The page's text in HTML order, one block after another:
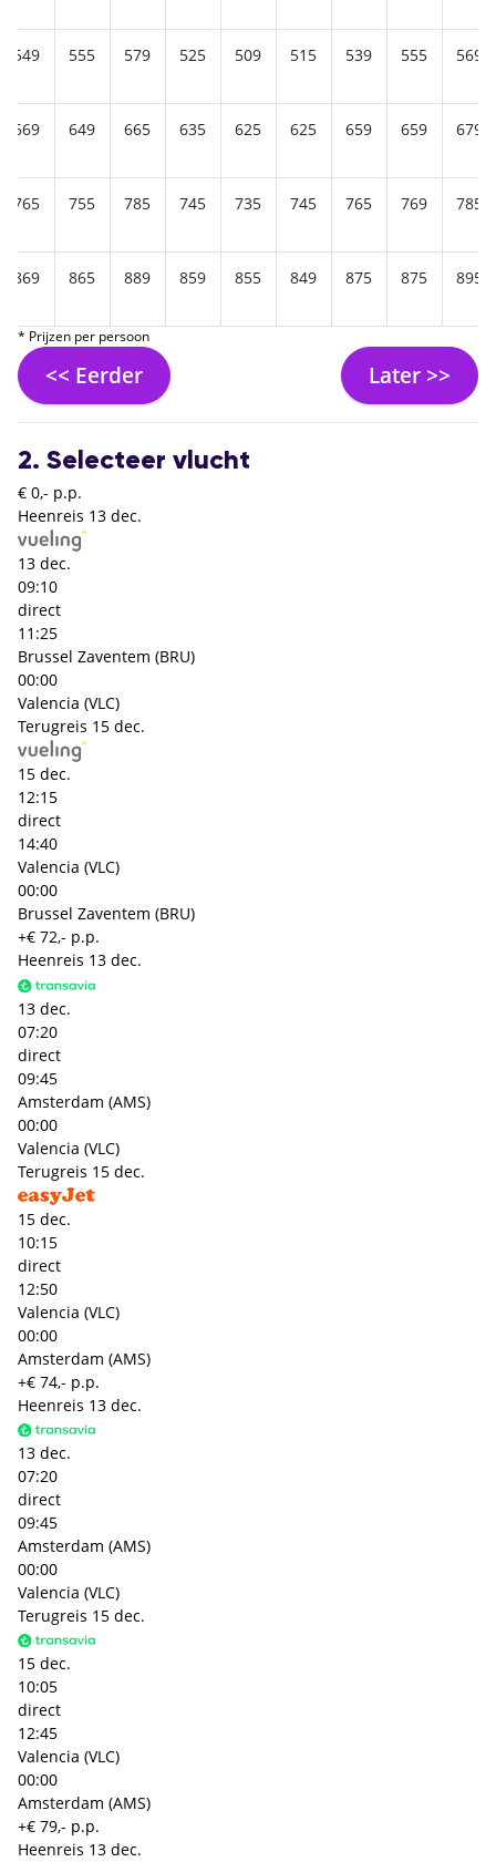
549 555 579 525 509 515 539 555 569
669 649 665 635 625 625 659 659 679
765 755 785 745 735 745 765 769 785
869 865 889 859 855 849 875 875 895
* Prijzen per persoon
<< Eerder Later >>
2. Selecteer vlucht
€ 0,- p.p.
Heenreis 13 dec.
13 dec.
09:10
direct
11:25
Brussel Zaventem (BRU)
00:00
Valencia (VLC)
Terugreis 15 dec.
15 dec.
12:15
direct
14:40
Valencia (VLC)
00:00
Brussel Zaventem (BRU)
+€ 72,- p.p.
Heenreis 13 dec.
13 dec.
07:20
direct
09:45
Amsterdam (AMS)
00:00
Valencia (VLC)
Terugreis 15 dec.
15 dec.
10:15
direct
12:50
Valencia (VLC)
00:00
Amsterdam (AMS)
+€ 74,- p.p.
Heenreis 13 dec.
13 dec.
07:20
direct
09:45
Amsterdam (AMS)
00:00
Valencia (VLC)
Terugreis 15 dec.
15 dec.
10:05
direct
12:45
Valencia (VLC)
00:00
Amsterdam (AMS)
+€ 79,- p.p.
Heenreis 13 dec.